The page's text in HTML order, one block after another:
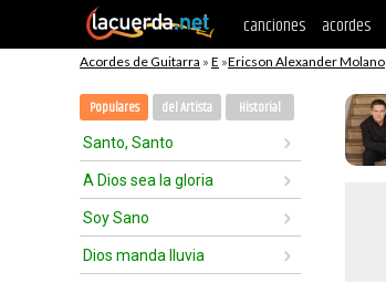
canciones acordes
Acordes de Guitarra » E »Ericson Alexander Molano
Populares del Artista Historial
Santo, Santo
A Dios sea la gloria
Soy Sano
Dios manda lluvia